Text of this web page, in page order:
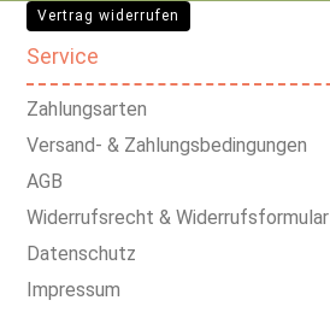
Vertrag widerrufen
Service
Zahlungsarten
Versand- & Zahlungsbedingungen
AGB
Widerrufsrecht & Widerrufsformular
Datenschutz
Impressum